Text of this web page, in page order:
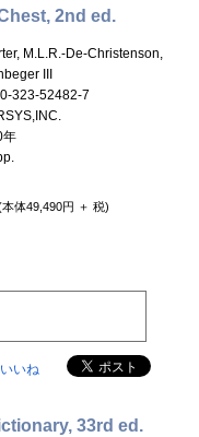
2nd ed.
M.L.R.-De-Christenson,
III
0-323-52482-7
年
本体49,490円 ＋ 税)
いいね
33rd ed.